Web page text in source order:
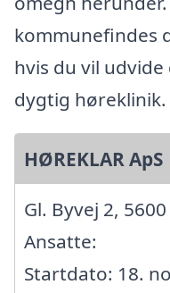
kommunefindes
hvis du vil
dygtig høreklinik.
HØREKLAR ApS
Gl. Byvej 2,
Ansatte:
Startdato: 18.